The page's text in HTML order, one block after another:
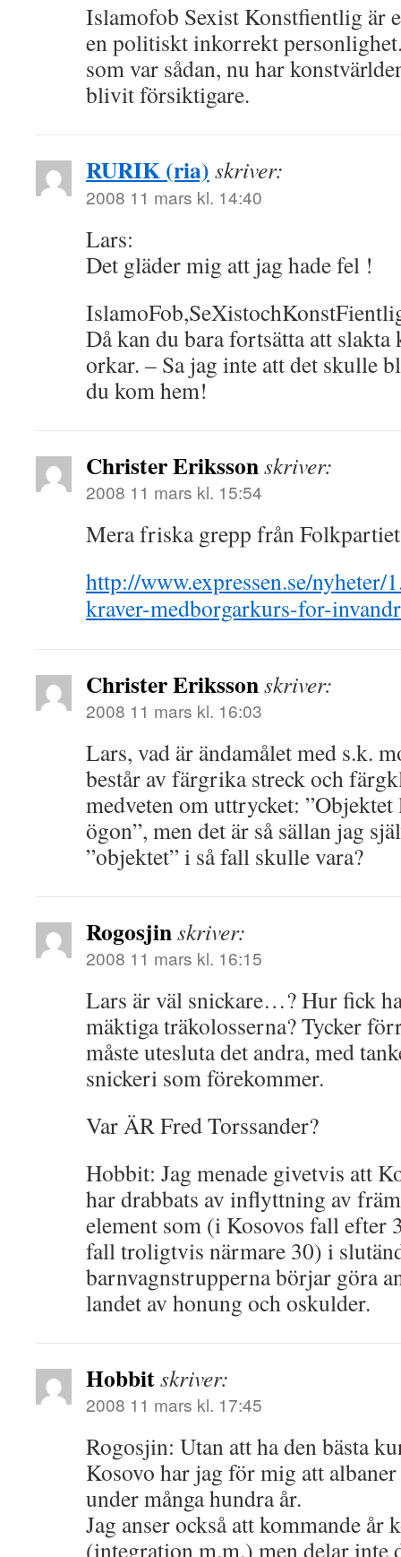
Islamofob Sexist Konstfientlig är
en politiskt inkorrekt
som var sådan, nu har
blivit försiktigare.
RURIK (ria) skriver:
2008 11 mars kl. 14:40
Lars:
Det gläder mig att jag hade fel !
Då kan du bara fortsätta att slakta
orkar. – Sa jag inte att det skulle
du kom hem!
Christer Erikssonskriver:
2008 11 mars kl. 15:54
Mera friska grepp från
http://www.expressen.se/
kraver-medborgarkurs-for-
Christer Erikssonskriver:
2008 11 mars kl. 16:03
Lars, vad är ändamålet med s.k.
består av färgrika streck och
medveten om uttrycket:
ögon”, men det är så sällan jag
”objektet” i så fall skulle vara?
Rogosjinskriver:
2008 11 mars kl. 16:15
Lars är väl snickare…? Hur fick
mäktiga träkolosserna? Tycker
måste utesluta det andra, med
snickeri som förekommer.
Var ÄR Fred Torssander?
Hobbit: Jag menade givetvis att
har drabbats av inflyttning av
element som (i Kosovos fall efter
fall troligtvis närmare 30) i
barnvagnstrupperna börjar göra
landet av honung och oskulder.
Hobbitskriver:
2008 11 mars kl. 17:45
Rogosjin: Utan att ha den bästa
Kosovo har jag för mig att
under många hundra år.
Jag anser också att kommande år
(integration m.m.) men delar inte